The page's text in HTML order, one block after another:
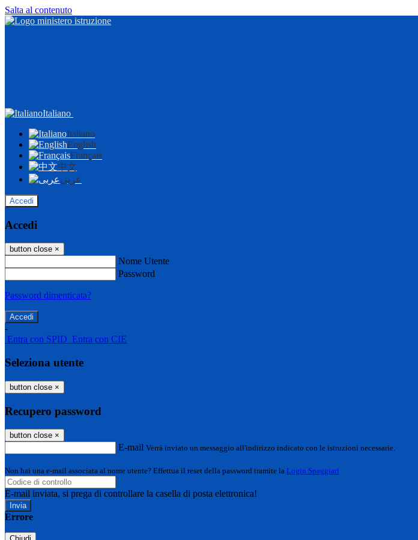
Salta al contenuto
Italiano
Italiano
English
Français
中文
عربى
Accedi
Accedi
button close ×
Nome Utente
Password
Password dimenticata?
-
Entra con SPID Entra con CIE
Seleziona utente
button close ×
Recupero password
button close ×
E-mail Verrà inviato un messaggio all'indirizzo indicato con le istruzioni necessarie.
Non hai una e-mail associata al nome utente? Effettua il reset della password tramite la Login Spaggiari
E-mail inviata, si prega di controllare la casella di posta elettronica!
Errore